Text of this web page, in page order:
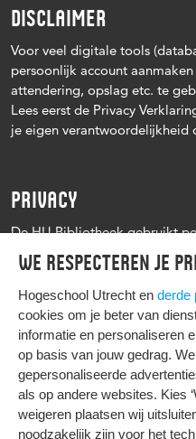
We respecteren je
Hogeschool Utrecht en derde
cookies om je beter van
informatie en personaliseren
op basis van jouw gedrag.
gepersonaliseerde
als op andere websites. Kies
weigeren plaatsen wij
noodzakelijk zijn voor het
DISCLAIMER
Voor veel digitale tools
persoonlijk account
attendering, opslag etc. te
Lees eerst de Privacy
je eigen verantwoordelijkheid
PRIVACY
De HU Bibliotheek gebruikt
leenprocedure te kunnen
versturen van herinneringen
Zie verder het Privacy
HIER